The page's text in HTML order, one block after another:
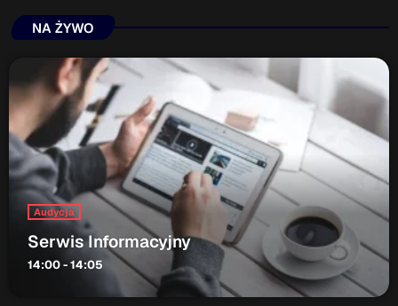
NA ŻYWO
Audycja
Serwis Informacyjny
14:00 - 14:05